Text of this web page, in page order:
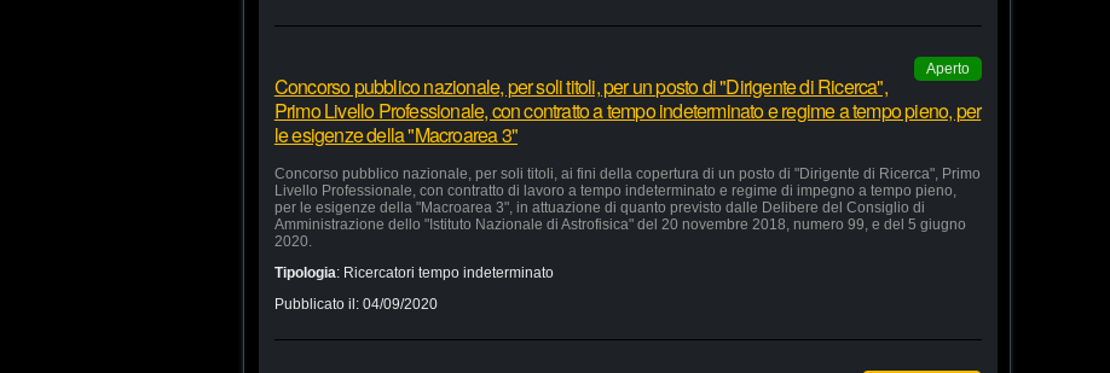
Aperto
Concorso pubblico nazionale, per soli titoli, per un posto di "Dirigente di Ricerca",
Primo Livello Professionale, con contratto a tempo indeterminato e regime a tempo pieno, per
le esigenze della "Macroarea 3"
Concorso pubblico nazionale, per soli titoli, ai fini della copertura di un posto di "Dirigente di Ricerca", Primo
Livello Professionale, con contratto di lavoro a tempo indeterminato e regime di impegno a tempo pieno,
per le esigenze della "Macroarea 3", in attuazione di quanto previsto dalle Delibere del Consiglio di
Amministrazione dello "Istituto Nazionale di Astrofisica" del 20 novembre 2018, numero 99, e del 5 giugno
2020.
Tipologia: Ricercatori tempo indeterminato
Pubblicato il: 04/09/2020